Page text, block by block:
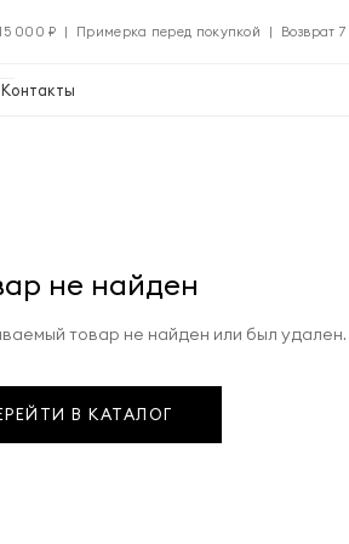
15 000 ₽ | Примерка перед покупкой | Возврат 7
Контакты
не найден
товар не найден или был удален.
В КАТАЛОГ